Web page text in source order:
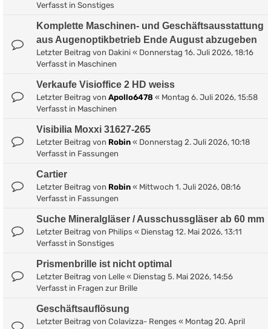
Verfasst in Sonstiges
Komplette Maschinen- und Geschäftsausstattung
aus Augenoptikbetrieb Ende August abzugeben
Letzter Beitrag von Dakini « Donnerstag 16. Juli 2026, 18:16
Verfasst in Maschinen
Verkaufe Visioffice 2 HD weiss
Letzter Beitrag von Apollo6478 « Montag 6. Juli 2026, 15:58
Verfasst in Maschinen
Visibilia Moxxi 31627-265
Letzter Beitrag von Robin « Donnerstag 2. Juli 2026, 10:18
Verfasst in Fassungen
Cartier
Letzter Beitrag von Robin « Mittwoch 1. Juli 2026, 08:16
Verfasst in Fassungen
Suche Mineralgläser / Ausschussgläser ab 60 mm
Letzter Beitrag von Philips « Dienstag 12. Mai 2026, 13:11
Verfasst in Sonstiges
Prismenbrille ist nicht optimal
Letzter Beitrag von Lelle « Dienstag 5. Mai 2026, 14:56
Verfasst in Fragen zur Brille
Geschäftsauflösung
Letzter Beitrag von Colavizza- Renges « Montag 20. April